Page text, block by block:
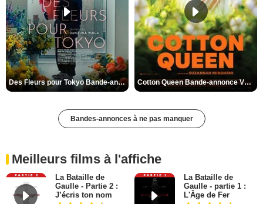
Des Fleurs pour Tokyo Bande-annonce VO STFR Cotton Queen Bande-annonce VO STFR
Bandes-annonces à ne pas manquer
Meilleurs films à l'affiche
La Bataille de
Gaulle - Partie 2 :
J’écris ton nom
La Bataille de
Gaulle - partie 1 :
L'Âge de Fer